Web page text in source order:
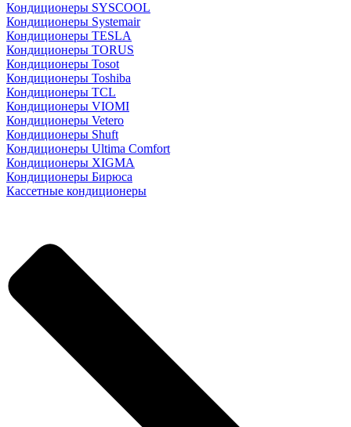
Кондиционеры SYSCOOL
Кондиционеры Systemair
Кондиционеры TESLA
Кондиционеры TORUS
Кондиционеры Tosot
Кондиционеры Toshiba
Кондиционеры TCL
Кондиционеры VIOMI
Кондиционеры Vetero
Кондиционеры Shuft
Кондиционеры Ultima Comfort
Кондиционеры XIGMA
Кондиционеры Бирюса
Кассетные кондиционеры